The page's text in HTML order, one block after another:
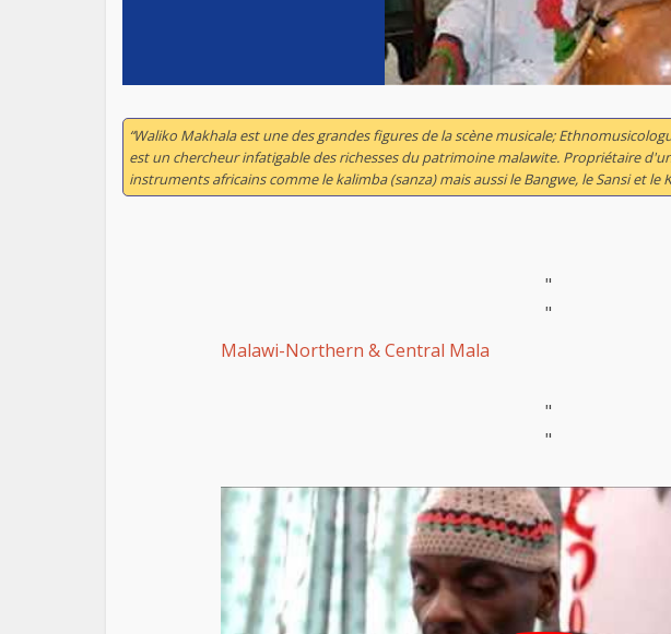
“Waliko Makhala est une des grandes figures de la scène musicale;
est un chercheur infatigable des richesses du patrimoine malawite. Propriétaire
instruments africains comme le kalimba (sanza) mais aussi le Bangwe, le Sansi et le
"
"
Malawi-Northern & Central Mala
"
"